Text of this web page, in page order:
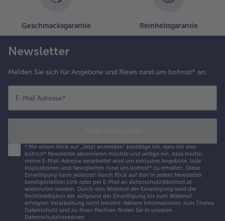
Geschmacksgarantie Reinheitsgarantie
Newsletter
Melden Sie sich für Angebote und News rund um bofrost* an.
E-Mail Adresse*
* Mit einem Klick auf „Jetzt anmelden" bestätige ich, dass ich den
bofrost* Newsletter abonnieren möchte und willige ein, dass hierfür
meine E-Mail-Adresse verarbeitet wird um exklusive Angebote, tolle
Inspirationen und Neuigkeiten rund um bofrost* zu erhalten. Diese
Einwilligung kann jederzeit durch Klick auf den in jedem Newsletter
bereitgestellten Link oder per E-Mail an datenschutz@bofrost.at
widerrufen werden. Durch den Widerruf der Einwilligung wird die
Rechtmäßigkeit der aufgrund der Einwilligung bis zum Widerruf
erfolgten Verarbeitung nicht berührt. Nähere Informationen zum Thema
Datenschutz und zu Ihren Rechten finden Sie in unseren
Datenschutzhinweisen.